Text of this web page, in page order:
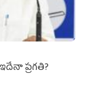
ప్రగతి?